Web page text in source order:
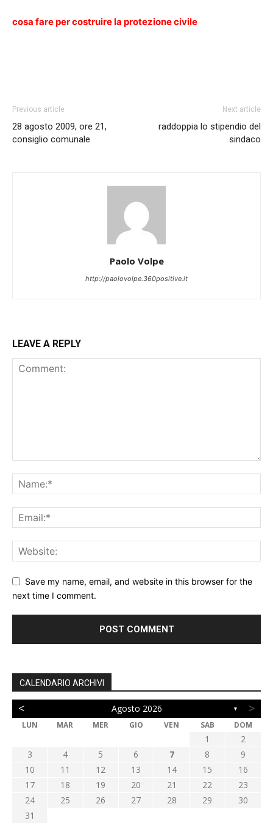
cosa fare per costruire la protezione civile
Previous article
28 agosto 2009, ore 21,
consiglio comunale
Next article
raddoppia lo stipendio del
sindaco
Paolo Volpe
http://paolovolpe.360positive.it
LEAVE A REPLY
Save my name, email, and website in this browser for the
next time I comment.
CALENDARIO ARCHIVI
< Agosto 2026 ▼ >
LUN MAR MER GIO VEN SAB DOM
1
2
3
4 5 6 7 8
9
10
11 12 13 14 15
16
17
18 19 20 21 22
23
24
25 26 27 28 29
30
31